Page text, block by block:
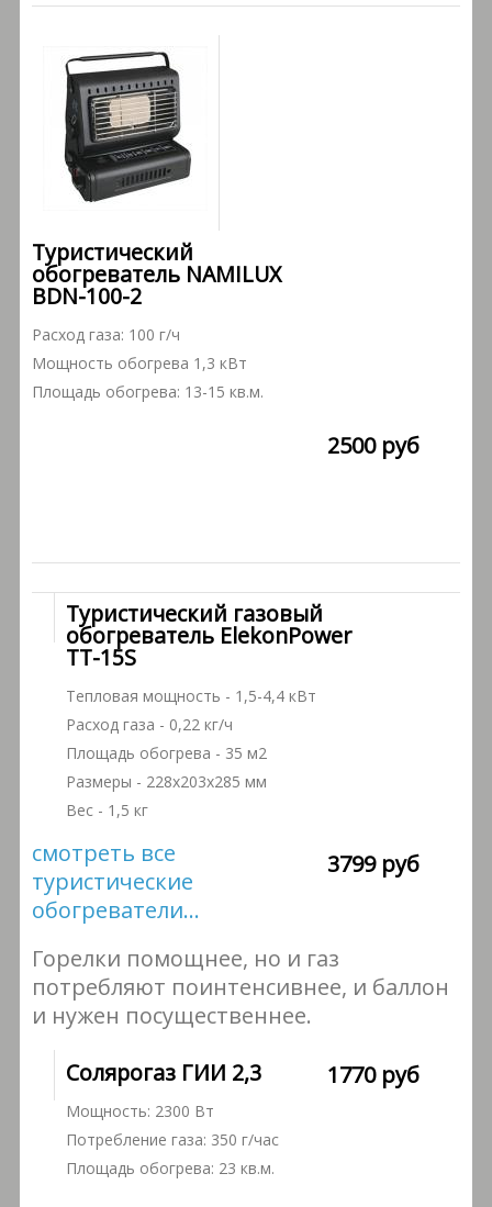
Туристический
обогреватель NAMILUX
BDN-100-2
Расход газа: 100 г/ч
Мощность обогрева 1,3 кВт
Площадь обогрева: 13-15 кв.м.
2500 руб
Туристический газовый
обогреватель ElekonPower
TT-15S
Тепловая мощность - 1,5-4,4 кВт
Расход газа - 0,22 кг/ч
Площадь обогрева - 35 м2
Размеры - 228x203x285 мм
Вес - 1,5 кг
3799 руб
смотреть все
туристические
обогреватели...
Горелки помощнее, но и газ
потребляют поинтенсивнее, и баллон
и нужен посущественнее.
Солярогаз ГИИ 2,3
Мощность: 2300 Вт
Потребление газа: 350 г/час
Площадь обогрева: 23 кв.м.
1770 руб